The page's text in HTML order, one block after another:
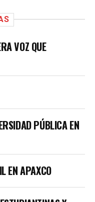
VOZ QUE
PÚBLICA EN
EN APAXCO